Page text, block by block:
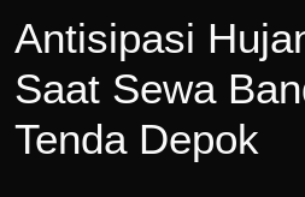
Antisipasi
Saat Sewa
Tenda Depok